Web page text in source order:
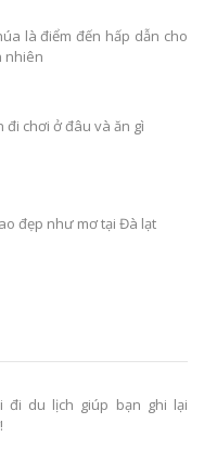
là điểm đến hấp dẫn cho
nhiên
đi chơi ở đâu và ăn gì
đẹp như mơ tại Đà lạt
đi du lịch giúp bạn ghi lại